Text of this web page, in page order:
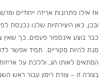
אז אילו פתרונות אריזה ייחודיים
ובכן, כאן היצירתיות שלנו נכנסת
כבר בוצע אינספור פעמים, כך
מנת להיות מקוריים.. תמיד אפשר
המתאים לאותו חג, וללכת על
בצורה זו – צורת רימון עבור ראש